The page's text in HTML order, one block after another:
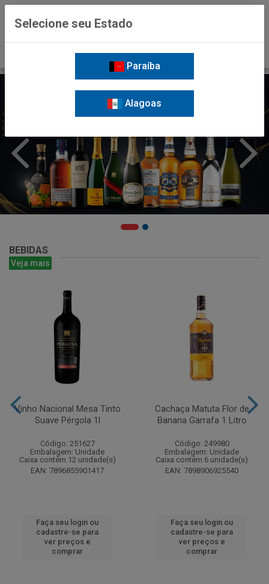
BEBIDAS
Veja mais
Vinho Nacional Mesa Tinto
Suave Pérgola 1l
Código: 251627
Embalagem: Unidade
Caixa contém 12 unidade(s)
EAN: 7896855901417
Faça seu login ou
cadastre-se para
ver preços e
comprar
Cachaça Matuta Flor de
Banana Garrafa 1 Litro
Código: 249980
Embalagem: Unidade
Caixa contém 6 unidade(s)
EAN: 7898906925540
Faça seu login ou
cadastre-se para
ver preços e
comprar
Selecione seu Estado
Paraíba
Alagoas